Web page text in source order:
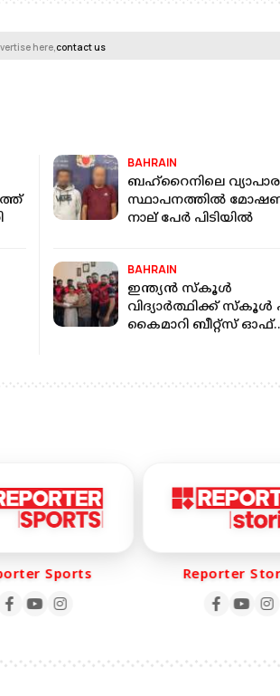
here,contact us
BAHRAIN
ബഹ്‌റൈനിലെ വ്യാപാര
സ്ഥാപനത്തിൽ
നാല് പേർ പിടിയിൽ
BAHRAIN
ഇന്ത്യൻ സ്കൂൾ
വിദ്യാർത്ഥിക്ക് സ്കൂൾ
കൈമാറി ബീറ്റ്സ് ഓഫ്
Sports Reporter